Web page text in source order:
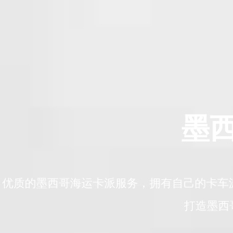
优质的墨西哥海运卡派服务，拥有自己的卡
打造墨